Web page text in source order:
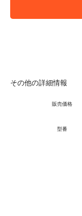
その他の詳細情報
販売価格
型番